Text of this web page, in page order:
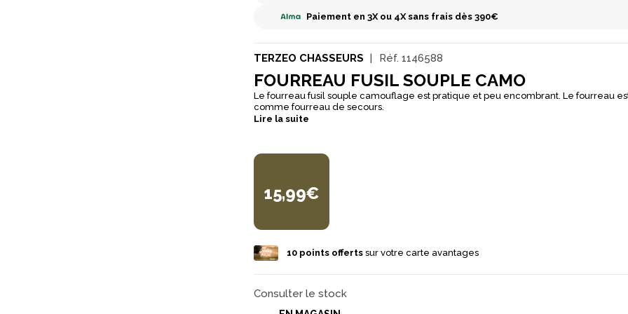
Paiement en 3X ou 4X sans frais dès 390€
TERZEO CHASSEURS Réf. 1146588
FOURREAU FUSIL SOUPLE CAMO
Le fourreau fusil souple camouflage est pratique et peu encombrant. Le fourreau
comme fourreau de secours.
Lire la suite
15,99€
10 points offerts sur votre carte avantages
Consulter le stock